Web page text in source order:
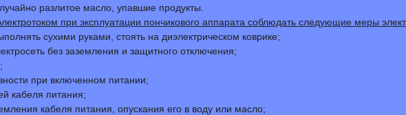
разлитое масло, упавшие продукты.
при эксплуатации пончикового аппарата соблюдать следующие меры
сухими руками, стоять на диэлектрическом коврике;
без заземления и защитного отключения;
при включенном питании;
кабеля питания;
кабеля питания, опускания его в воду или масло;